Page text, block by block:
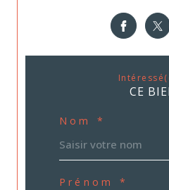
CE
Nom *
Prénom *